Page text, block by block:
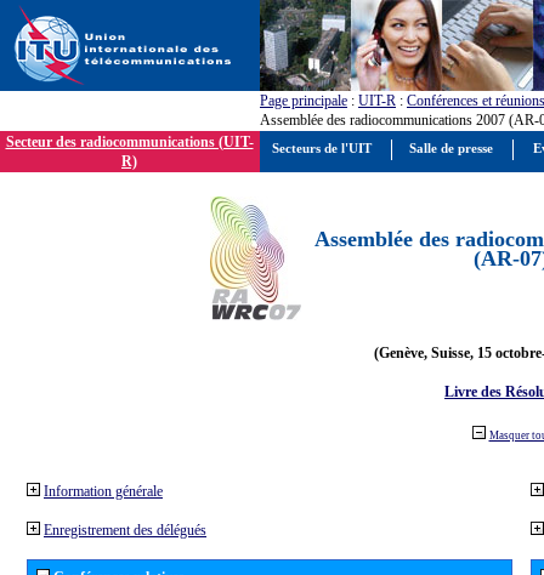
Page principale : UIT-R : Conférences et réunions
Assemblée des radiocommunications 2007 (AR-
Secteur des radiocommunications (UIT-
R)
Assemblée des
(AR-
(Genève, Suisse, 15
Livre des
Masquer
Information générale
Enregistrement des délégués
Secteurs de l'UIT Salle de presse